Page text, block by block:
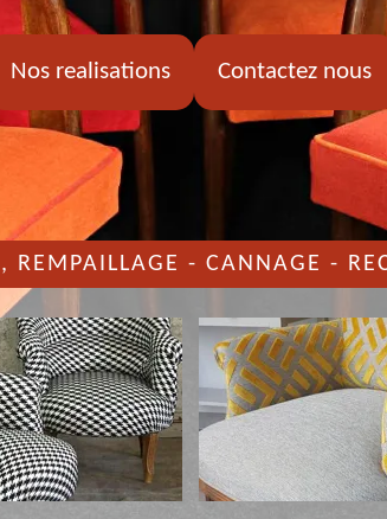
Nos realisations Contactez nous
, REMPAILLAGE - CANNAGE -